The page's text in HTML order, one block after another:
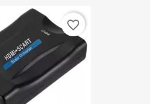
favorite_border